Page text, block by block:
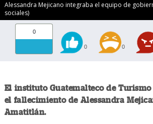
Alessandra Mejicano integraba el equipo de
sociales)
0
0 0
El instituto Guatemalteco de Turismo
el fallecimiento de Alessandra
Amatitlán.